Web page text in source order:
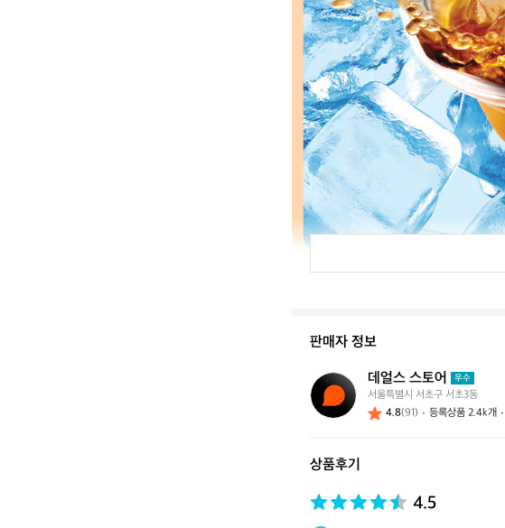
판매자 정보
데
얼
스
어
데얼스 스토어 우수
서울특별시 서초구 서초3동
4.8(91) 등록상품 2.4k개
상품후기
4.5